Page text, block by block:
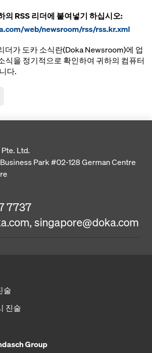
의 RSS 리더에 붙여넣기 하십시오:
web/newsroom/rss/rss.kr.xml
더가 도카 소식란(Doka Newsroom)에 업
식을 정기적으로 확인하여 귀하의 컴퓨터
다.
Ltd.
Park#02-128 German Centre
7737
singapore@doka.com
술
진술
Group